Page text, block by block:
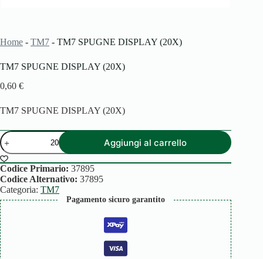
Home - TM7 - TM7 SPUGNE DISPLAY (20X)
TM7 SPUGNE DISPLAY (20X)
0,60 €
TM7 SPUGNE DISPLAY (20X)
TM7
SPUGNE
DISPLAY
(20X)
quantità
Aggiungi al carrello
Codice Primario: 37895
Codice Alternativo: 37895
Categoria: TM7
Pagamento sicuro garantito